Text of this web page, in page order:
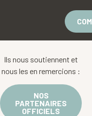
Ils nous soutiennent et
nous les en remercions :
NOS
PARTENAIRES
OFFICIELS